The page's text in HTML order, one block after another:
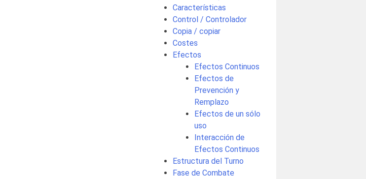
Características
Control / Controlador
Copia / copiar
Costes
Efectos
Efectos Continuos
Efectos de
Prevención y
Remplazo
Efectos de un sólo
uso
Interacción de
Efectos Continuos
Estructura del Turno
Fase de Combate